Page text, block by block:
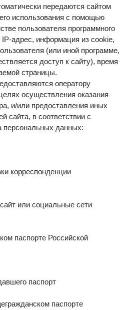
использования с помощью
пользователя программного
адрес, информация из cookie,
(или иной программе,
доступ к сайту), время
страницы.
оператору
осуществления оказания
и/или предоставления иных
сайта, в соответствии с
персональных данных:
корреспонденции
или социальные сети
паспорте Российской
паспорт
паспорте